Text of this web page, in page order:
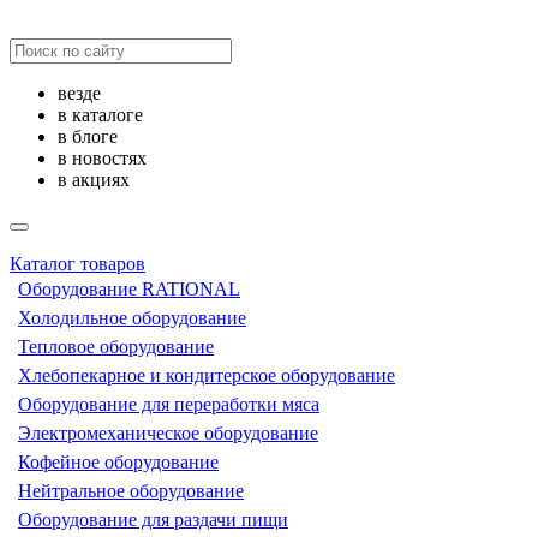
везде
в каталоге
в блоге
в новостях
в акциях
Каталог товаров
Оборудование RATIONAL
Холодильное оборудование
Тепловое оборудование
Хлебопекарное и кондитерское оборудование
Оборудование для переработки мяса
Электромеханическое оборудование
Кофейное оборудование
Нейтральное оборудование
Оборудование для раздачи пищи